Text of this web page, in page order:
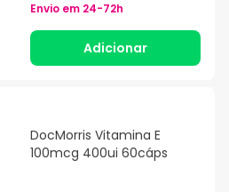
Envio em 24-72h
Adicionar
DocMorris Vitamina E
100mcg 400ui 60cáps